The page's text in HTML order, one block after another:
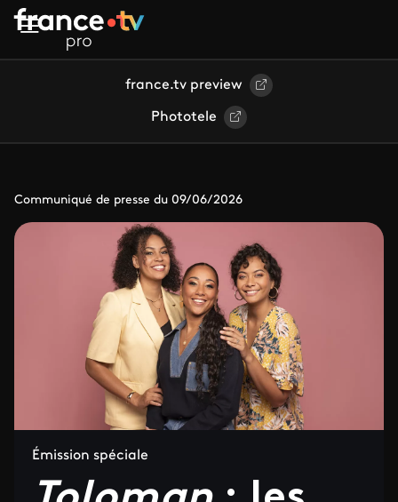
Aller au contenu principal
france.tv preview
Phototele
Communiqué de presse du 09/06/2026
Émission spéciale